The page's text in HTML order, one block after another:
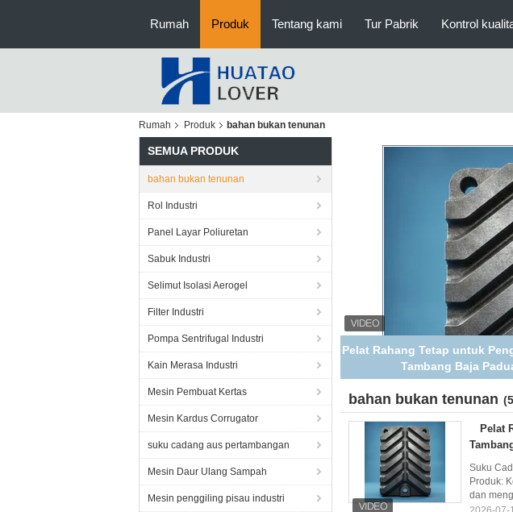
Rumah Produk Tentang kami Tur Pabrik Kontrol
Rumah Produk bahan bukan tenunan
SEMUA PRODUK
bahan bukan tenunan
Rol Industri
Panel Layar Poliuretan
Sabuk Industri
Selimut Isolasi Aerogel
Filter Industri
Pompa Sentrifugal Industri
Kain Merasa Industri
Mesin Pembuat Kertas
Mesin Kardus Corrugator
suku cadang aus pertambangan
Mesin Daur Ulang Sampah
Mesin penggiling pisau industri
Pelat Rahang Tetap untuk
Tambang Baja
bahan bukan tenunan
Pelat
Suku
Produk:
dan